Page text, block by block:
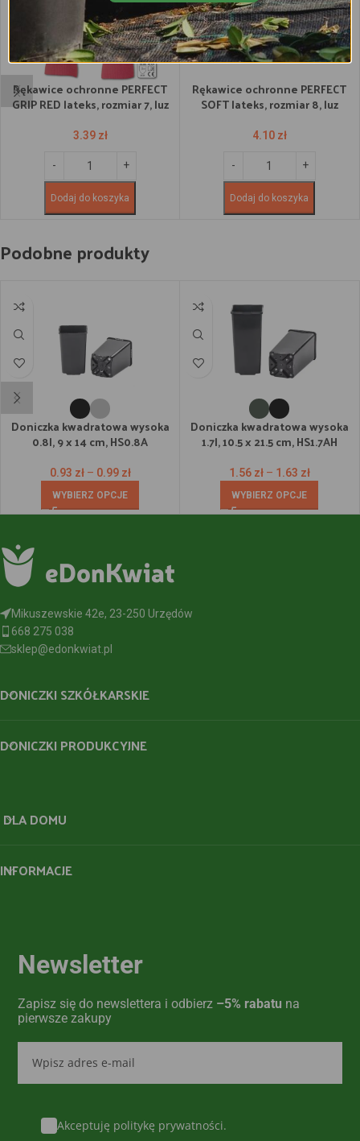
Rękawice ochronne PERFECT
GRIP RED lateks, rozmiar 7, luz
3.39 zł
Dodaj do koszyka
Rękawice ochronne PERFECT
SOFT lateks, rozmiar 8, luz
4.10 zł
Dodaj do koszyka
Podobne produkty
Doniczka kwadratowa wysoka
0.8l, 9 x 14 cm, HS0.8A
0.93 zł – 0.99 zł
WYBIERZ OPCJE
Doniczka kwadratowa wysoka
1.7l, 10.5 x 21.5 cm, HS1.7AH
1.56 zł – 1.63 zł
WYBIERZ OPCJE
Mikuszewskie 42e, 23-250 Urzędów
668 275 038
sklep@edonkwiat.pl
DONICZKI SZKÓŁKARSKIE
DONICZKI PRODUKCYJNE
DLA DOMU
INFORMACJE
Newsletter
Zapisz się do newslettera i odbierz –5% rabatu na
pierwsze zakupy
Akceptuję politykę prywatności.